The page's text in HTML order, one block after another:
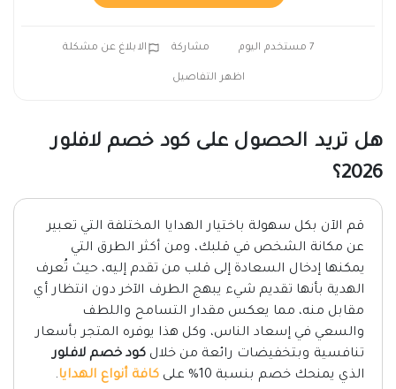
7 مستخدم اليوم مشاركة الابلاغ عن مشكلة
اظهر التفاصيل
هل تريد الحصول على كود خصم لافلور
2026؟
قم الآن بكل سهولة باختيار الهدايا المختلفة التي تعبير
عن مكانة الشخص في قلبك، ومن أكثر الطرق التي
يمكنها إدخال السعادة إلى قلب من تقدم إليه، حيث تُعرف
الهدية بأنها تقديم شيء يبهج الطرف الآخر دون انتظار أي
مقابل منه، مما يعكس مقدار التسامح واللطف
والسعي في إسعاد الناس، وكل هذا يوفره المتجر بأسعار
تنافسية وبتخفيضات رائعة من خلال كود خصم لافلور
الذي يمنحك خصم بنسبة 10% على
كافة أنواع الهدايا.